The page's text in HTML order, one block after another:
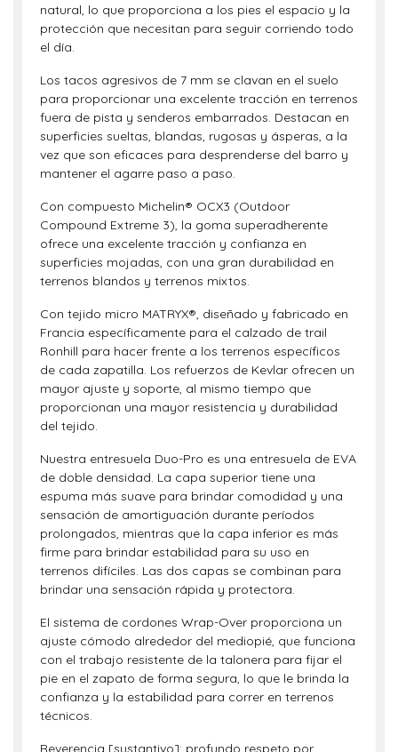
natural, lo que proporciona a los pies el espacio y la
protección que necesitan para seguir corriendo todo
el día.
Los tacos agresivos de 7 mm se clavan en el suelo
para proporcionar una excelente tracción en terrenos
fuera de pista y senderos embarrados. Destacan en
superficies sueltas, blandas, rugosas y ásperas, a la
vez que son eficaces para desprenderse del barro y
mantener el agarre paso a paso.
Con compuesto Michelin® OCX3 (Outdoor
Compound Extreme 3), la goma superadherente
ofrece una excelente tracción y confianza en
superficies mojadas, con una gran durabilidad en
terrenos blandos y terrenos mixtos.
Con tejido micro MATRYX®, diseñado y fabricado en
Francia específicamente para el calzado de trail
Ronhill para hacer frente a los terrenos específicos
de cada zapatilla. Los refuerzos de Kevlar ofrecen un
mayor ajuste y soporte, al mismo tiempo que
proporcionan una mayor resistencia y durabilidad
del tejido.
Nuestra entresuela Duo-Pro es una entresuela de EVA
de doble densidad. La capa superior tiene una
espuma más suave para brindar comodidad y una
sensación de amortiguación durante períodos
prolongados, mientras que la capa inferior es más
firme para brindar estabilidad para su uso en
terrenos difíciles. Las dos capas se combinan para
brindar una sensación rápida y protectora.
El sistema de cordones Wrap-Over proporciona un
ajuste cómodo alrededor del mediopié, que funciona
con el trabajo resistente de la talonera para fijar el
pie en el zapato de forma segura, lo que le brinda la
confianza y la estabilidad para correr en terrenos
técnicos.
Reverencia [sustantivo]: profundo respeto por